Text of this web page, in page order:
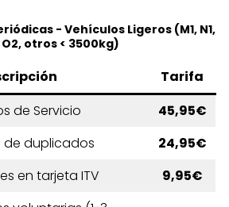
- Vehículos Ligeros (M1, N1,
O2, otros < 3500kg)
Tarifa
de Servicio
45,95€
de duplicados
24,95€
en tarjeta ITV
9,95€